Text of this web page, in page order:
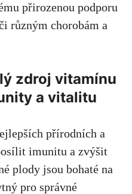
přirozenou podporu
různým chorobám a
zdroj vitamínu
a vitalitu
přírodních a
imunitu a zvýšit
plody jsou bohaté na
pro správné